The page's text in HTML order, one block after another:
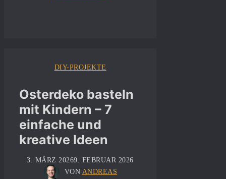
DIY-PROJEKTE
Osterdeko basteln
mit Kindern – 7
einfache und
kreative Ideen
3. MÄRZ 20269. FEBRUAR 2026
VON ANDREAS